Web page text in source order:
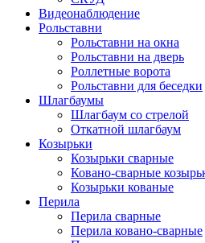
Видеонаблюдение
Рольставни
Рольставни на окна
Рольставни на дверь
Роллетные ворота
Рольставни для беседки
Шлагбаумы
Шлагбаум со стрелой
Откатной шлагбаум
Козырьки
Козырьки сварные
Ковано-сварные
Козырьки кованые
Перила
Перила сварные
Перила ковано-сварные